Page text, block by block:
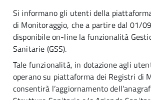
Si informano gli utenti della
di Monitoraggio, che a partire dal 01/
disponibile on-line la funzionalità
Sanitarie (GSS).
Tale funzionalità, in dotazione agli
operano su piattaforma dei Registri di
consentirà l’aggiornamento